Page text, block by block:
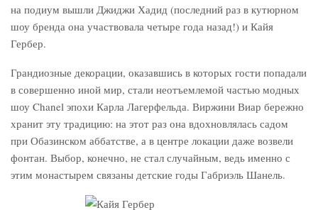
на подиум вышли Джиджи Хадид (последний раз в кутюрном
шоу бренда она участвовала четыре года назад!) и Кайя
Гербер.
Грандиозные декорации, оказавшись в которых гости попадали
в совершенно иной мир, стали неотъемлемой частью модных
шоу Chanel эпохи Карла Лагерфельда. Виржини Виар бережно
хранит эту традицию: на этот раз она вдохновлялась садом
при Обазинском аббатстве, а в центре локации даже возвели
фонтан. Выбор, конечно, не стал случайным, ведь именно с
этим монастырем связаны детские годы Габриэль Шанель.